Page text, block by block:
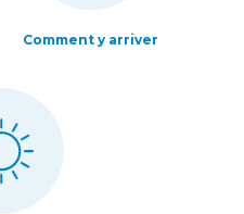
Comment y arriver